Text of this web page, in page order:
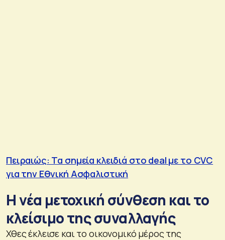
Πειραιώς: Τα σημεία κλειδιά στο deal με το CVC
για την Εθνική Ασφαλιστική
Η νέα μετοχική σύνθεση και το
κλείσιμο της συναλλαγής
Χθες έκλεισε και το οικονομικό μέρος της